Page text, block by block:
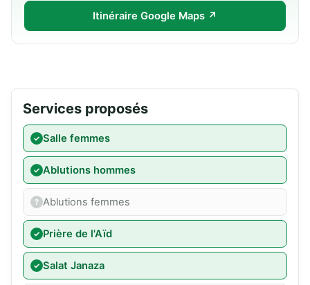
Itinéraire Google Maps ↗
Services proposés
Salle femmes
Ablutions hommes
Ablutions femmes
Prière de l'Aïd
Salat Janaza